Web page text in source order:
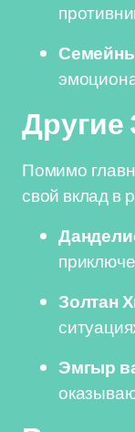
Помимо
свой вклад в
Золтан
Эмгыр